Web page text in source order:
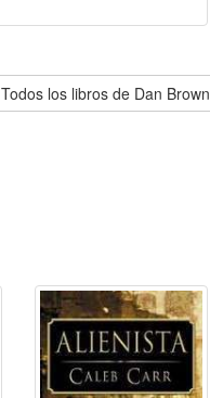
Todos los libros de Dan Brown